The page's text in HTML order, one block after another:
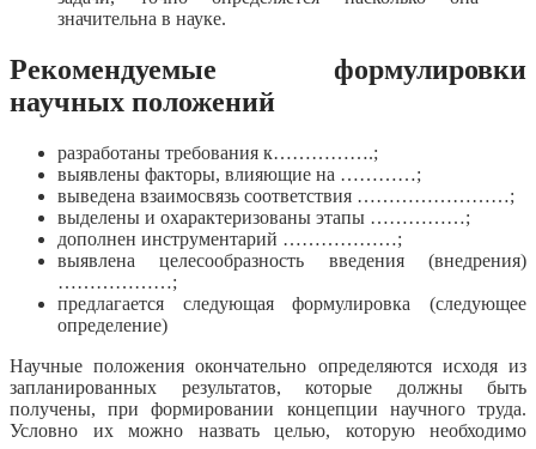
значительна в науке.
Рекомендуемые формулировки
научных положений
разработаны требования к…………….;
выявлены факторы, влияющие на …………;
выведена взаимосвязь соответствия ……………………;
выделены и охарактеризованы этапы ……………;
дополнен инструментарий ………………;
выявлена целесообразность введения (внедрения)
………………;
предлагается следующая формулировка (следующее
определение)
Научные положения окончательно определяются исходя из
запланированных результатов, которые должны быть
получены, при формировании концепции научного труда.
Условно их можно назвать целью, которую необходимо